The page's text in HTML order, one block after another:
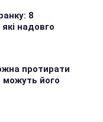
8
надовго
протирати
можуть його